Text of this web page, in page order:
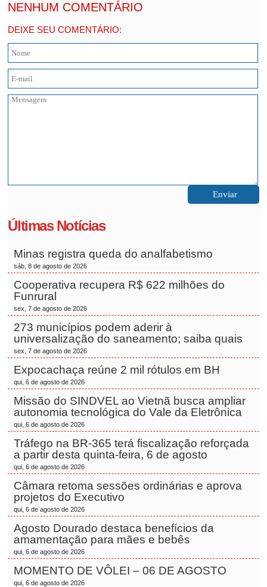
NENHUM COMENTÁRIO
DEIXE SEU COMENTÁRIO:
Últimas Notícias
Minas registra queda do analfabetismo
sáb, 8 de agosto de 2026
Cooperativa recupera R$ 622 milhões do
Funrural
sex, 7 de agosto de 2026
273 municípios podem aderir à
universalização do saneamento; saiba quais
sex, 7 de agosto de 2026
Expocachaça reúne 2 mil rótulos em BH
qui, 6 de agosto de 2026
Missão do SINDVEL ao Vietnã busca ampliar
autonomia tecnológica do Vale da Eletrônica
qui, 6 de agosto de 2026
Tráfego na BR-365 terá fiscalização reforçada
a partir desta quinta-feira, 6 de agosto
qui, 6 de agosto de 2026
Câmara retoma sessões ordinárias e aprova
projetos do Executivo
qui, 6 de agosto de 2026
Agosto Dourado destaca benefícios da
amamentação para mães e bebês
qui, 6 de agosto de 2026
MOMENTO DE VÔLEI – 06 DE AGOSTO
qui, 6 de agosto de 2026